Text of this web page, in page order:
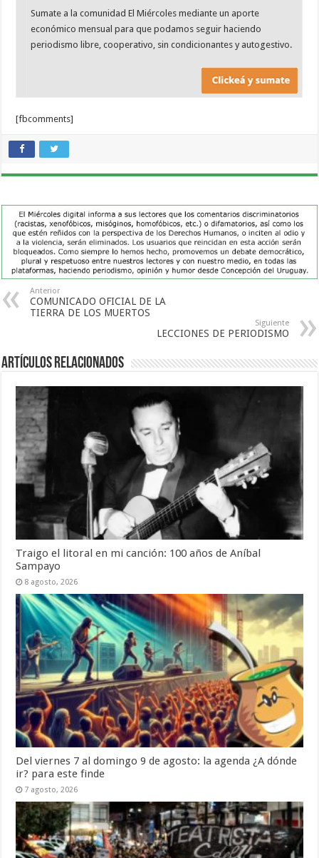
Sumate a la comunidad El Miércoles mediante un aporte
económico mensual para que podamos seguir haciendo
periodismo libre, cooperativo, sin condicionantes y autogestivo.
[fbcomments]
Anterior
COMUNICADO OFICIAL DE LA
TIERRA DE LOS MUERTOS
Siguiente
LECCIONES DE PERIODISMO
Artículos Relacionados
Traigo el litoral en mi canción: 100 años de Aníbal
Sampayo
8 agosto, 2026
Del viernes 7 al domingo 9 de agosto: la agenda ¿A dónde
ir? para este finde
7 agosto, 2026